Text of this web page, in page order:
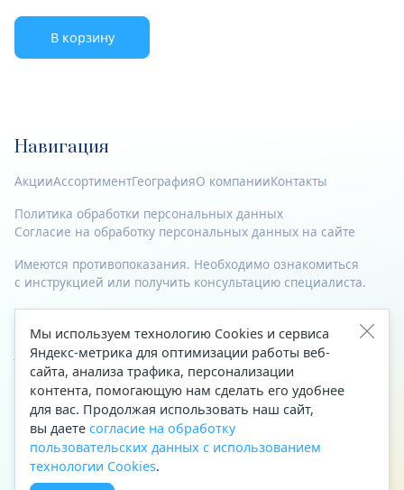
В корзину
Навигация
АкцииАссортиментГеографияО компанииКонтакты
Политика обработки персональных данных
Согласие на обработку персональных данных на сайте
Имеются противопоказания. Необходимо ознакомиться
с инструкцией или получить консультацию специалиста.
© 2023—2026 Все права защищены.
Адрес
Архангельск, ул. Папанина, д. 19 (вход в здание со стороны
автоцентра «Тойота»)
Приемная Генерального директора
Телефон
+7 (8182) 63-60-31
Факс
+7 (8182) 68-66-71
Мы используем технологию Cookies и сервиса
Яндекс-метрика для оптимизации работы веб-
сайта, анализа трафика, персонализации
контента, помогающую нам сделать его удобнее
для вас. Продолжая использовать наш сайт,
вы даете согласие на обработку
пользовательских данных с использованием
технологии Cookies.